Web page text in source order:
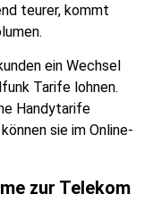
teurer, kommt
ein Wechsel
Tarife lohnen.
Handytarife
sie im Online-
zur Telekom